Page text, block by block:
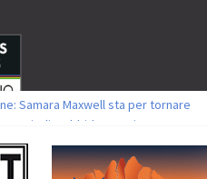
Samara Maxwell sta per tornare
vittorie per Ghibaudo,
Bike della Brianza: l’ultima